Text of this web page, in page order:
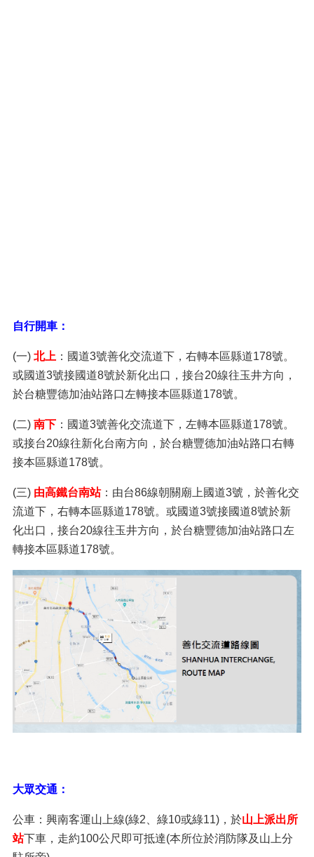
自行開車：
(一) 北上 ：國道3號善化交流道下，右轉本區縣道178號。
或國道3號接國道8號於新化出口，接台20線往玉井方向，
於台糖豐德加油站路口左轉接本區縣道178號。
(二) 南下 ：國道3號善化交流道下，左轉本區縣道178號。
或接台20線往新化台南方向，於台糖豐德加油站路口右轉
接本區縣道178號。
(三) 由高鐵台南站：由台86線朝關廟上國道3號，於善化交
流道下，右轉本區縣道178號。或國道3號接國道8號於新
化出口，接台20線往玉井方向，於台糖豐德加油站路口左
轉接本區縣道178號。
大眾交通：
公車：興南客運山上線(綠2、綠10或綠11)，於山上派出所
站下車，走約100公尺即可抵達(本所位於消防隊及山上分